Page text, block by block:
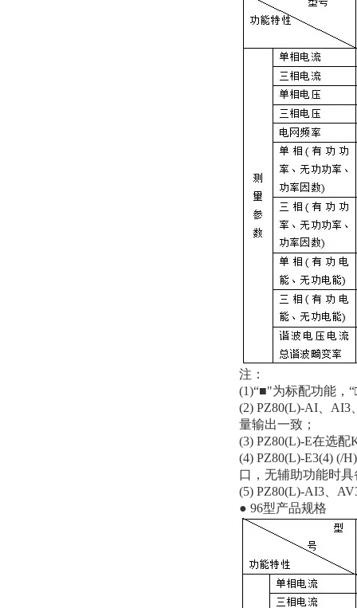
注：
(1)“■"为标配功能，
(2) PZ80(L)-AI、AI3
量输出一致；
(3) PZ80(L)-E在选
(4) PZ80(L)-E3(4) (/
口，无辅助功能时
(5) PZ80(L)-AI3、
● 96型产品规格